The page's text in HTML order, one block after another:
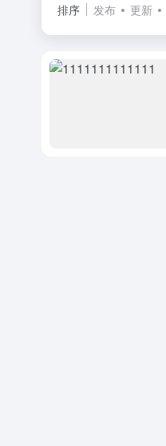
排序
发布 更新